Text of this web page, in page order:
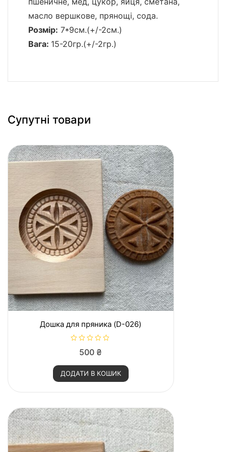
масло вершкове, прянощі, сода.
Розмір: 7*9см.(+/-2см.)
Вага: 15-20гр.(+/-2гр.)
Супутні товари
Дошка для пряника (D-026)
н
е
н
в
з
5
500 ₴
ДОДАТИ В КОШИК